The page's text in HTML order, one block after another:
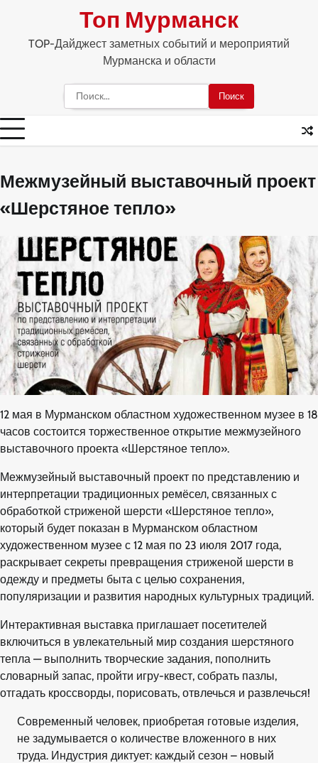
content
Топ Мурманск
TOP-Дайджест заметных событий и мероприятий
Мурманска и области
Найти:
Межмузейный выставочный проект
«Шерстяное тепло»
12 мая в Мурманском областном художественном музее в 18
часов состоится торжественное открытие межмузейного
выставочного проекта «Шерстяное тепло».
Межмузейный выставочный проект по представлению и
интерпретации традиционных ремёсел, связанных с
обработкой стриженой шерсти «Шерстяное тепло»,
который будет показан в Мурманском областном
художественном музее с 12 мая по 23 июля 2017 года,
раскрывает секреты превращения стриженой шерсти в
одежду и предметы быта с целью сохранения,
популяризации и развития народных культурных традиций.
Интерактивная выставка приглашает посетителей
включиться в увлекательный мир создания шерстяного
тепла — выполнить творческие задания, пополнить
словарный запас, пройти игру-квест, собрать пазлы,
отгадать кроссворды, порисовать, отвлечься и развлечься!
Современный человек, приобретая готовые изделия,
не задумывается о количестве вложенного в них
труда. Индустрия диктует: каждый сезон – новый